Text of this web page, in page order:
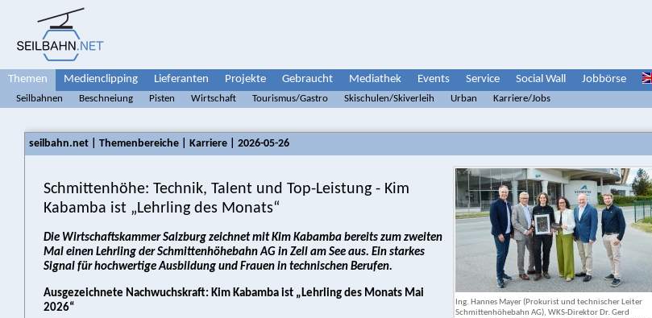
Themen Medienclipping Lieferanten Projekte Gebraucht Mediathek Events Service Social Wall Jobbörse
Seilbahnen Beschneiung Pisten Wirtschaft Tourismus/Gastro Skischulen/Skiverleih Urban Karriere/Jobs
seilbahn.net | Themenbereiche | Karriere | 2026-05-26
Schmittenhöhe: Technik, Talent und Top-Leistung - Kim
Kabamba ist „Lehrling des Monats“
Die Wirtschaftskammer Salzburg zeichnet mit Kim Kabamba bereits zum zweiten
Mal einen Lehrling der Schmittenhöhebahn AG in Zell am See aus. Ein starkes
Signal für hochwertige Ausbildung und Frauen in technischen Berufen.
Ausgezeichnete Nachwuchskraft: Kim Kabamba ist „Lehrling des Monats Mai
2026“
Ing. Hannes Mayer (Prokurist und technischer Leiter
Schmittenhöhebahn AG), WKS-Direktor Dr. Gerd